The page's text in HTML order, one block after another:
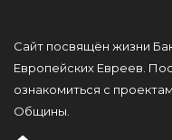
Сайт посвящён жизни
Европейских Евреев.
ознакомиться с
Общины.